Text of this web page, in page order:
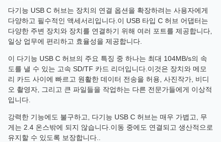
다기능 USB C 허브는 장치의 연결 옵션을 확장하려는 사용자에게
다양하고 필수적인 액세서리입니다.이 USB 타입 C 허브 어댑터는
다양한 주변 장치와 장치를 연결하기 위해 여러 포트를 제공합니다,
일상 업무에 편리하고 효율성을 제공합니다.
이 다기능 USB C 허브의 주요 특징 중 하나는 최대 104MB/s의 속
도를 낼 수 있는 고속 SD/TF 카드 리더입니다.이것은 장치와 메모
리 카드 사이에 빠르고 원활한 데이터 전송을 허용, 사진작가, 비디
오 촬영자, 그리고 큰 파일들을 작업하는 다른 전문가들에게 이상적
입니다.
강력한 기능에도 불구하고, 다기능 USB C 허브는 매우 가볍고, 무
게는 2.4 온스밖에 되지 않습니다.이동 중에도 연결되고 생산적으로
유지할 수 있도록 보장합니다..